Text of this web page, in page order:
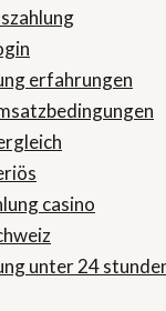
erfahrungen
casino
unter 24